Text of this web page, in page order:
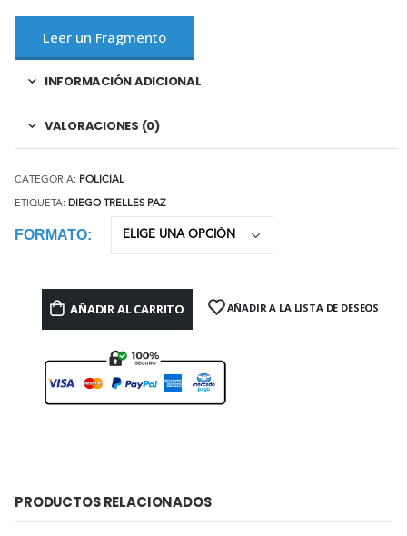
Leer un Fragmento
INFORMACIÓN ADICIONAL
VALORACIONES (0)
CATEGORÍA: POLICIAL
ETIQUETA: DIEGO TRELLES PAZ
FORMATO
AÑADIR AL CARRITO AÑADIR A LA LISTA DE DESEOS
PRODUCTOS RELACIONADOS